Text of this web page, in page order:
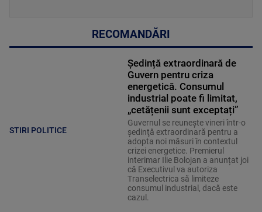
RECOMANDĂRI
STIRI POLITICE
Ședință extraordinară de
Guvern pentru criza
energetică. Consumul
industrial poate fi limitat,
„cetățenii sunt exceptați”
Guvernul se reuneşte vineri într-o
şedinţă extraordinară pentru a
adopta noi măsuri în contextul
crizei energetice. Premierul
interimar Ilie Bolojan a anunțat joi
că Executivul va autoriza
Transelectrica să limiteze
consumul industrial, dacă este
cazul.